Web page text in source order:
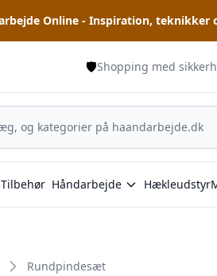
Online - Inspiration, teknikker
🛡️Shopping med
Håndarbejde Hækleudstyr
Rundpindesæt